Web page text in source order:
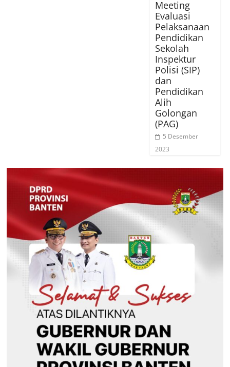
Meeting
Evaluasi
Pelaksanaan
Pendidikan
Sekolah
Inspektur
Polisi (SIP)
dan
Pendidikan
Alih
Golongan
(PAG)
5 Desember
2023